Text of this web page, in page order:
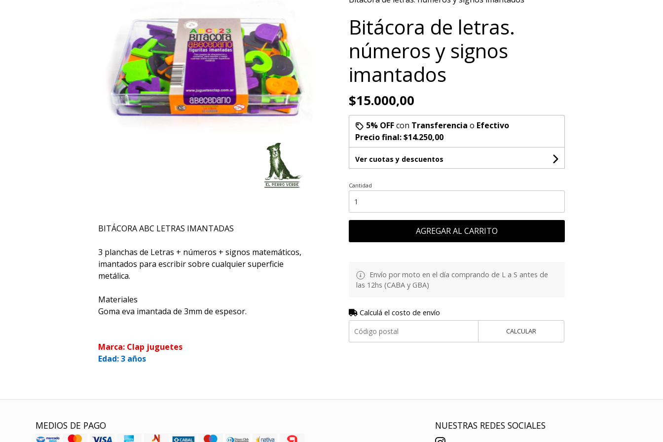
BITÁCORA ABC LETRAS IMANTADAS
3 planchas de Letras + números + signos matemáticos,
imantados para escribir sobre cualquier superficie
metálica.
Materiales
Goma eva imantada de 3mm de espesor.
Marca: Clap juguetes
Edad: 3 años
Bitácora de letras.
números y signos
imantados
$15.000,00
5% OFFcon Transferencia o Efectivo
Precio final:$14.250,00
Ver cuotas y descuentos
Cantidad
AGREGAR AL CARRITO
Envío por moto en el día comprando de L a S antes de
las 12hs (CABA y GBA)
Calculá el costo de envío
CALCULAR
MEDIOS DE PAGO NUESTRAS REDES SOCIALES